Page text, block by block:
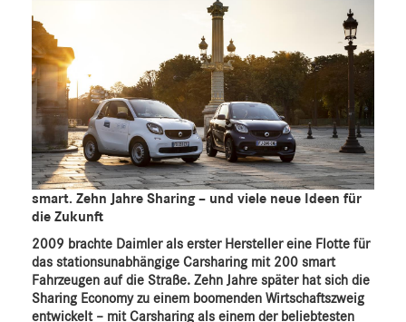
smart. Zehn Jahre Sharing – und viele neue Ideen für
die Zukunft
2009 brachte Daimler als erster Hersteller eine Flotte für
das stationsunabhängige Carsharing mit 200 smart
Fahrzeugen auf die Straße. Zehn Jahre später hat sich die
Sharing Economy zu einem boomenden Wirtschaftszweig
entwickelt – mit Carsharing als einem der beliebtesten